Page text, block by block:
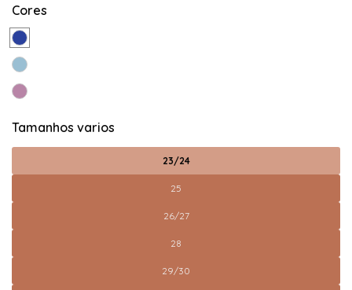
Cores
Tamanhos varios
23/24
25
26/27
28
29/30